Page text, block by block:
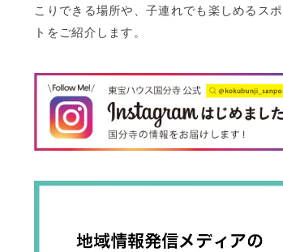
こりできる場所や、子連れでも楽しめるスポ
トをご紹介します。